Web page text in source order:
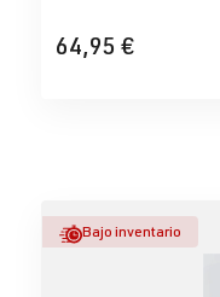
64,95 €
Bajo inventario